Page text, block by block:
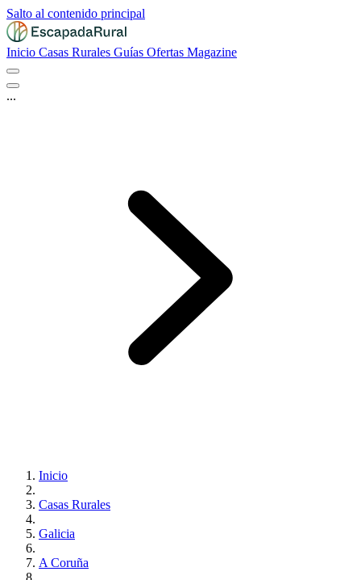
Salto al contenido principal
Inicio Casas Rurales Guías Ofertas Magazine
...
Inicio
Casas Rurales
Galicia
A Coruña